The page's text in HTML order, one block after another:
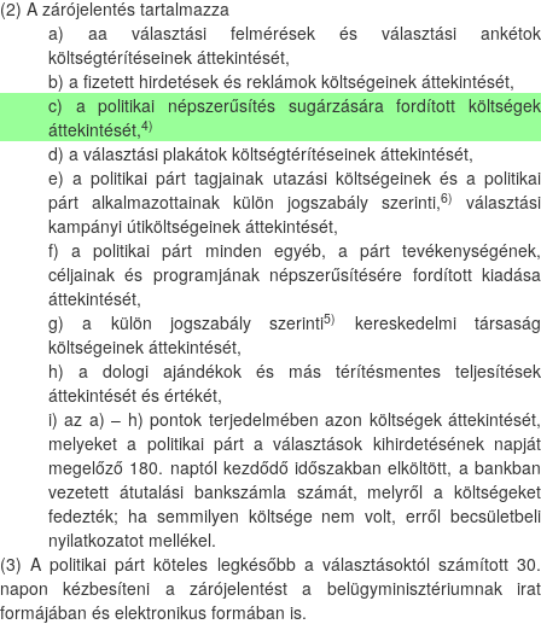
(2) A zárójelentés tartalmazza
a) aa választási felmérések és választási ankétok
költségtérítéseinek áttekintését,
b) a fizetett hirdetések és reklámok költségeinek áttekintését,
c) a politikai népszerűsítés sugárzására fordított költségek
áttekintését,4)
d) a választási plakátok költségtérítéseinek áttekintését,
e) a politikai párt tagjainak utazási költségeinek és a politikai
párt alkalmazottainak külön jogszabály szerinti,6)
választási
kampányi útiköltségeinek áttekintését,
f) a politikai párt minden egyéb, a párt tevékenységének,
céljainak és programjának népszerűsítésére fordított kiadása
áttekintését,
g) a külön jogszabály szerinti5)
kereskedelmi társaság
költségeinek áttekintését,
h) a dologi ajándékok és más térítésmentes teljesítések
áttekintését és értékét,
i) az a) – h) pontok terjedelmében azon költségek áttekintését,
melyeket a politikai párt a választások kihirdetésének napját
megelőző 180. naptól kezdődő időszakban elköltött, a bankban
vezetett átutalási bankszámla számát, melyről a költségeket
fedezték; ha semmilyen költsége nem volt, erről becsületbeli
nyilatkozatot mellékel.
(3) A politikai párt köteles legkésőbb a választásoktól számított 30.
napon kézbesíteni a zárójelentést a belügyminisztériumnak irat
formájában és elektronikus formában is.